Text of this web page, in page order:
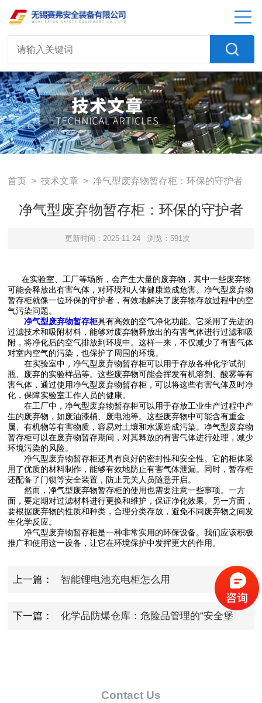
首页 >技术文章 > 净气型废弃物暂存柜：环保的守护者
净气型废弃物暂存柜：环保的守护者
更新时间：2025-11-24 浏览：591次
在实验室、工厂等场所，会产生大量的废弃物，其中一些废弃物
可能会释放出有害气体，对环境和人体健康造成危害。净气型废弃物
暂存柜就像一位环保的守护者，有效地解决了废弃物存放过程中的空
气污染问题。
净气型废弃物暂存柜具有高效的空气净化功能。它采用了先进的
过滤技术和吸附材料，能够对废弃物释放出的有害气体进行过滤和吸
附，将净化后的空气排放到环境中。这样一来，不仅减少了有害气体
对室内空气的污染，也保护了周围的环境。
在实验室中，净气型废弃物暂存柜可以用于存放各种化学试剂
瓶、废弃的实验样品等。这些废弃物可能会挥发有机溶剂、酸雾等有
害气体，通过使用净气型废弃物暂存柜，可以将这些有害气体及时净
化，保障实验室工作人员的健康。
在工厂中，净气型废弃物暂存柜可以用于存放工业生产过程中产
生的废弃物，如废油漆桶、废电池等。这些废弃物中可能含有重金
属、有机物等有害物质，容易对土壤和水源造成污染。净气型废弃物
暂存柜可以在废弃物暂存期间，对其释放的有害气体进行处理，减少
环境污染的风险。
净气型废弃物暂存柜还具有良好的密封性和安全性。它的柜体采
用了优质的材料制作，能够有效地防止有害气体泄漏。同时，暂存柜
还配备了门锁等安全装置，防止无关人员随意开启。
然而，净气型废弃物暂存柜的使用也需要注意一些事项。一方
面，要定期对过滤材料进行更换和维护，保证净化效果。另一方面，
要根据废弃物的性质和种类，合理分类存放，避免不同废弃物之间发
生化学反应。
净气型废弃物暂存柜是一种非常实用的环保设备。我们应该积极
推广和使用这一设备，让它在环境保护中发挥更大的作用。
上一篇： 智能锂电池充电柜怎么用
下一篇： 化学品防爆仓库：危险品管理的“安全堡
Contact Us